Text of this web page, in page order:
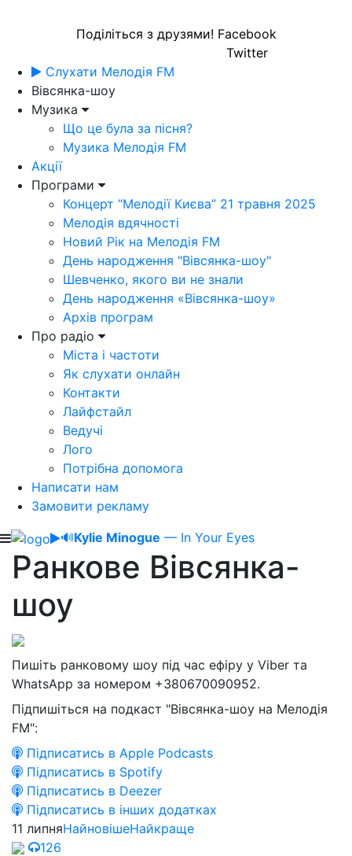
Поділіться з друзями! Facebook
Twitter
Слухати Мелодія FM
Вівсянка-шоу
Музика
Що це була за пісня?
Музика Мелодія FM
Акції
Програми
Концерт “Мелодії Києва” 21 травня 2025
Мелодія вдячності
Новий Рік на Мелодія FM
День народження "Вівсянка-шоу"
Шевченко, якого ви не знали
День народження «Вівсянка-шоу»
Архів програм
Про радіо
Міста і частоти
Як слухати онлайн
Контакти
Лайфстайл
Ведучі
Лого
Потрібна допомога
Написати нам
Замовити рекламу
🔊Kylie Minogue — In Your Eyes
Ранкове Вівсянка-
шоу
Пишіть ранковому шоу під час ефіру у Viber та
WhatsApp за номером +380670090952.
Підпишіться на подкаст "Вівсянка-шоу на Мелодія
FM":
Підписатись в Apple Podcasts
Підписатись в Spotify
Підписатись в Deezer
Підписатись в інших додатках
11 липняНайновішеНайкраще
126